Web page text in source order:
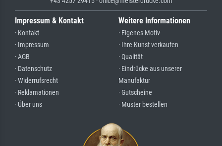
Impressum & Kontakt
· Kontakt
· Impressum
· AGB
· Datenschutz
· Widerrufsrecht
· Reklamationen
· Über uns
Weitere Informationen
· Eigenes Motiv
· Ihre Kunst verkaufen
· Qualität
· Eindrücke aus unserer
Manufaktur
· Gutscheine
· Muster bestellen